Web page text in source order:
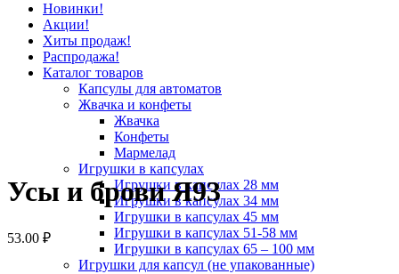
Новинки!
Акции!
Хиты продаж!
Распродажа!
Каталог товаров
Капсулы для автоматов
Жвачка и конфеты
Жвачка
Конфеты
Мармелад
Игрушки в капсулах
Игрушки в капсулах 28 мм
Игрушки в капсулах 34 мм
Игрушки в капсулах 45 мм
Игрушки в капсулах 51-58 мм
Игрушки в капсулах 65 – 100 мм
Игрушки для капсул (не упакованные)
Усы и брови Я93
53.00 ₽